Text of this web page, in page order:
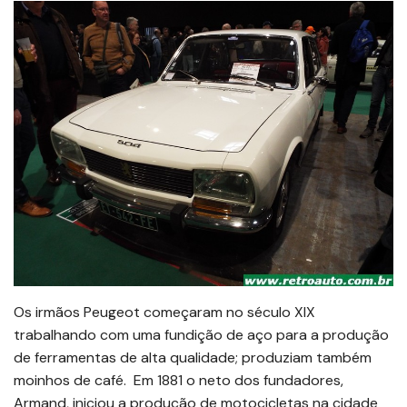
Os irmãos Peugeot começaram no século XIX
trabalhando com uma fundição de aço para a produção
de ferramentas de alta qualidade; produziam também
moinhos de café. Em 1881 o neto dos fundadores,
Armand, iniciou a produção de motocicletas na cidade